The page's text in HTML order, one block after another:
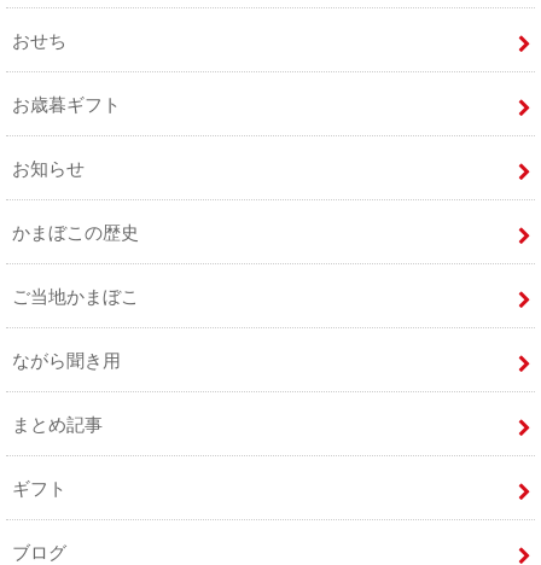
おせち
お歳暮ギフト
お知らせ
かまぼこの歴史
ご当地かまぼこ
ながら聞き用
まとめ記事
ギフト
ブログ